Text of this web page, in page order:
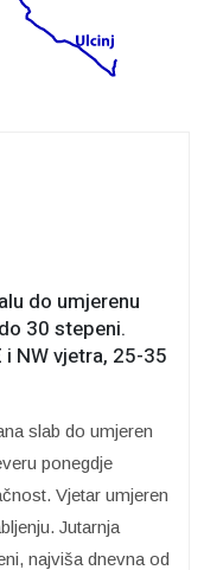
do umjerenu
30 stepeni.
NW vjetra, 25-35
slab do umjeren
ponegdje
Vjetar umjeren
Jutarnja
najviša dnevna od